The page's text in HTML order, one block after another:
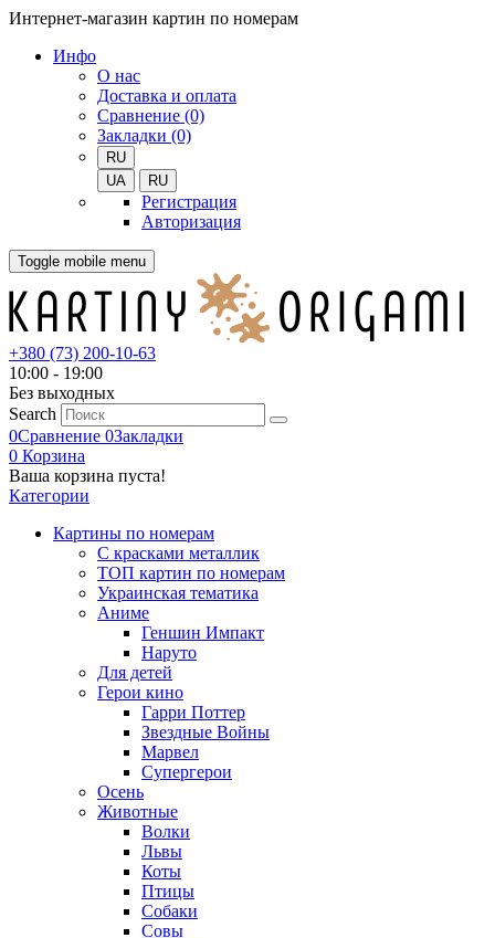
Интернет-магазин картин по номерам
Инфо
О нас
Доставка и оплата
Сравнение (0)
Закладки (0)
RU
UA
RU
Регистрация
Авторизация
Toggle mobile menu
+380 (73) 200-10-63
10:00 - 19:00
Без выходных
Search
0Сравнение 0Закладки
0 Корзина
Ваша корзина пуста!
Категории
Картины по номерам
С красками металлик
ТОП картин по номерам
Украинская тематика
Аниме
Геншин Импакт
Наруто
Для детей
Герои кино
Гарри Поттер
Звездные Войны
Марвел
Супергерои
Осень
Животные
Волки
Львы
Коты
Птицы
Собаки
Совы